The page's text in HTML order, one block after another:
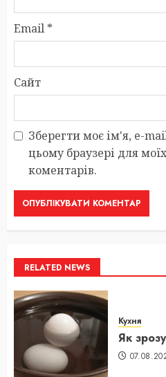
Email *
Сайт
Зберегти моє ім'я, e-
цьому браузері для
коментарів.
RELATED NEWS
Кухня
Як